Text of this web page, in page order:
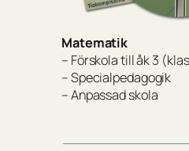
Matematik
– Förskola till åk 3
– Specialpedagogik
– Anpassad skola